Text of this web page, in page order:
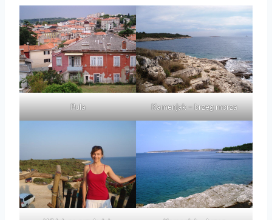
Pula Kamenjak – brzeg morza